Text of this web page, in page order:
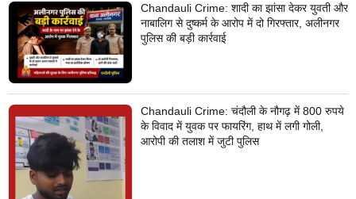
Chandauli Crime: शादी का झांसा देकर युवती और
नाबालिग से दुष्कर्म के आरोप में दो गिरफ्तार, अलीनगर
पुलिस की बड़ी कार्रवाई
Chandauli Crime: चंदौली के नौगढ़ में 800 रुपये
के विवाद में युवक पर फायरिंग, हाथ में लगी गोली,
आरोपी की तलाश में जुटी पुलिस